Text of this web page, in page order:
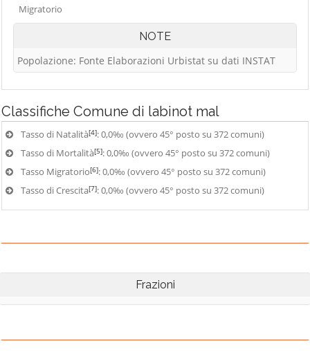
Migratorio
NOTE
Popolazione: Fonte Elaborazioni Urbistat su dati INSTAT
Classifiche Comune di labinot mal
Tasso di Natalità[4]: 0,0‰ (ovvero 45° posto su 372 comuni)
Tasso di Mortalità[5]: 0,0‰ (ovvero 45° posto su 372 comuni)
Tasso Migratorio[6]: 0,0‰ (ovvero 45° posto su 372 comuni)
Tasso di Crescita[7]: 0,0‰ (ovvero 45° posto su 372 comuni)
Frazioni